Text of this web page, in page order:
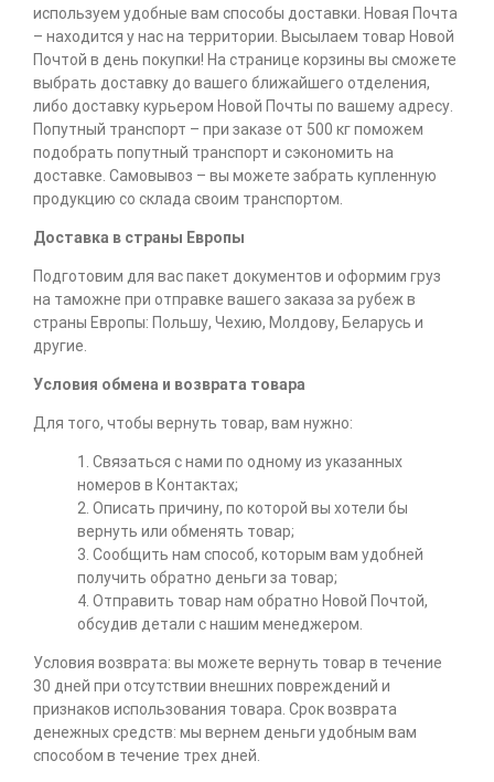
используем удобные вам способы доставки. Новая Почта
– находится у нас на территории. Высылаем товар Новой
Почтой в день покупки! На странице корзины вы сможете
выбрать доставку до вашего ближайшего отделения,
либо доставку курьером Новой Почты по вашему адресу.
Попутный транспорт – при заказе от 500 кг поможем
подобрать попутный транспорт и сэкономить на
доставке. Самовывоз – вы можете забрать купленную
продукцию со склада своим транспортом.
Доставка в страны Европы
Подготовим для вас пакет документов и оформим груз
на таможне при отправке вашего заказа за рубеж в
страны Европы: Польшу, Чехию, Молдову, Беларусь и
другие.
Условия обмена и возврата товара
Для того, чтобы вернуть товар, вам нужно:
1. Связаться с нами по одному из указанных
номеров в Контактах;
2. Описать причину, по которой вы хотели бы
вернуть или обменять товар;
3. Сообщить нам способ, которым вам удобней
получить обратно деньги за товар;
4. Отправить товар нам обратно Новой Почтой,
обсудив детали с нашим менеджером.
Условия возврата: вы можете вернуть товар в течение
30 дней при отсутствии внешних повреждений и
признаков использования товара. Срок возврата
денежных средств: мы вернем деньги удобным вам
способом в течение трех дней.